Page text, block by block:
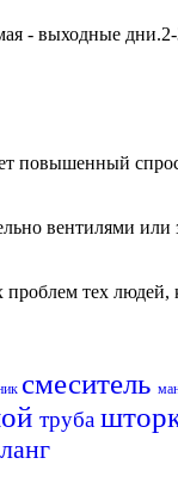
- выходные
повышенный
вентилями
тех
смеситель
труба